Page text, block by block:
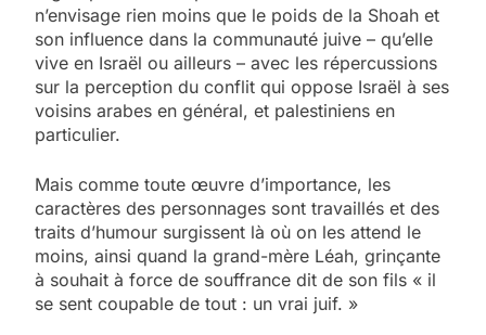
n’envisage rien moins que le poids de la Shoah et
son influence dans la communauté juive – qu’elle
vive en Israël ou ailleurs – avec les répercussions
sur la perception du conflit qui oppose Israël à ses
voisins arabes en général, et palestiniens en
particulier.
Mais comme toute œuvre d’importance, les
caractères des personnages sont travaillés et des
traits d’humour surgissent là où on les attend le
moins, ainsi quand la grand-mère Léah, grinçante
à souhait à force de souffrance dit de son fils « il
se sent coupable de tout : un vrai juif. »